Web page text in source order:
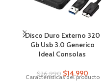
Disco Duro Externo 320
Gb Usb 3.0 Generico
Ideal Consolas
$26.990 $14.990
Características del producto